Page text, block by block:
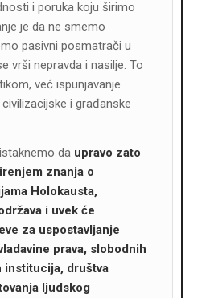
i poruka koju širimo
je da ne smemo
pasivni posmatrači u
vrši nepravda i nasilje. To
već ispunjavanje
i građanske
da upravo zato
znanja o
Holokausta,
i uvek će
za uspostavljanje
prava, slobodnih
institucija, društva
ljudskog